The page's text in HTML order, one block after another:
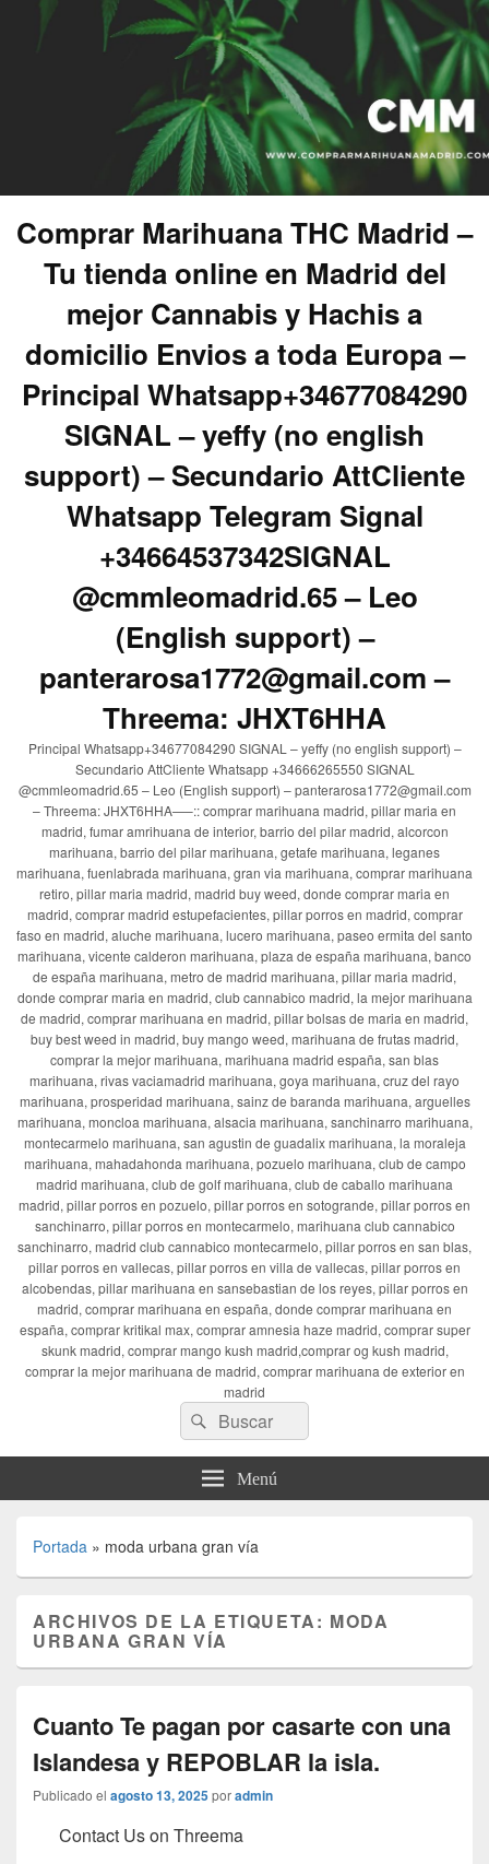
Comprar Marihuana THC Madrid –
Tu tienda online en Madrid del
mejor Cannabis y Hachis a
domicilio Envios a toda Europa –
Principal Whatsapp+34677084290
SIGNAL – yeffy (no english
support) – Secundario AttCliente
Whatsapp Telegram Signal
+34664537342SIGNAL
@cmmleomadrid.65 – Leo
(English support) –
panterarosa1772@gmail.com –
Threema: JHXT6HHA
Principal Whatsapp+34677084290 SIGNAL – yeffy (no english support) –
Secundario AttCliente Whatsapp +34666265550 SIGNAL
@cmmleomadrid.65 – Leo (English support) – panterarosa1772@gmail.com
– Threema: JHXT6HHA—–:: comprar marihuana madrid, pillar maria en
madrid, fumar amrihuana de interior, barrio del pilar madrid, alcorcon
marihuana, barrio del pilar marihuana, getafe marihuana, leganes
marihuana, fuenlabrada marihuana, gran via marihuana, comprar marihuana
retiro, pillar maria madrid, madrid buy weed, donde comprar maria en
madrid, comprar madrid estupefacientes, pillar porros en madrid, comprar
faso en madrid, aluche marihuana, lucero marihuana, paseo ermita del santo
marihuana, vicente calderon marihuana, plaza de españa marihuana, banco
de españa marihuana, metro de madrid marihuana, pillar maria madrid,
donde comprar maria en madrid, club cannabico madrid, la mejor marihuana
de madrid, comprar marihuana en madrid, pillar bolsas de maria en madrid,
buy best weed in madrid, buy mango weed, marihuana de frutas madrid,
comprar la mejor marihuana, marihuana madrid españa, san blas
marihuana, rivas vaciamadrid marihuana, goya marihuana, cruz del rayo
marihuana, prosperidad marihuana, sainz de baranda marihuana, arguelles
marihuana, moncloa marihuana, alsacia marihuana, sanchinarro marihuana,
montecarmelo marihuana, san agustin de guadalix marihuana, la moraleja
marihuana, mahadahonda marihuana, pozuelo marihuana, club de campo
madrid marihuana, club de golf marihuana, club de caballo marihuana
madrid, pillar porros en pozuelo, pillar porros en sotogrande, pillar porros en
sanchinarro, pillar porros en montecarmelo, marihuana club cannabico
sanchinarro, madrid club cannabico montecarmelo, pillar porros en san blas,
pillar porros en vallecas, pillar porros en villa de vallecas, pillar porros en
alcobendas, pillar marihuana en sansebastian de los reyes, pillar porros en
madrid, comprar marihuana en españa, donde comprar marihuana en
españa, comprar kritikal max, comprar amnesia haze madrid, comprar super
skunk madrid, comprar mango kush madrid,comprar og kush madrid,
comprar la mejor marihuana de madrid, comprar marihuana de exterior en
madrid
Buscar
por:
Buscar
Menú
Portada » moda urbana gran vía
ARCHIVOS DE LA ETIQUETA: MODA
URBANA GRAN VÍA
Cuanto Te pagan por casarte con una
Islandesa y REPOBLAR la isla.
Publicado el agosto 13, 2025poradmin
Contact Us on Threema